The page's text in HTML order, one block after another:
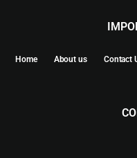
Home About us Contact